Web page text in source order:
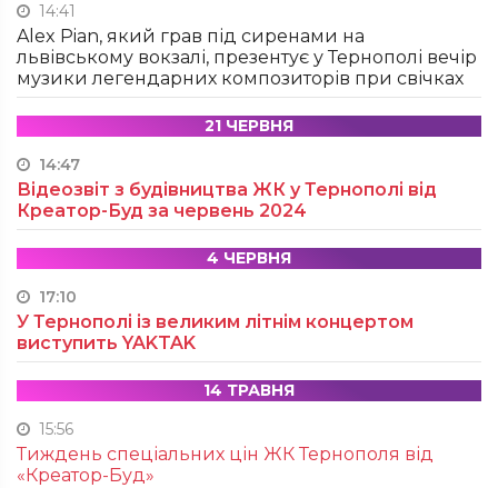
14:41
Alex Pian, який грав під сиренами на
львівському вокзалі, презентує у Тернополі вечір
музики легендарних композиторів при свічках
21 ЧЕРВНЯ
14:47
Відеозвіт з будівництва ЖК у Тернополі від
Креатор-Буд за червень 2024
4 ЧЕРВНЯ
17:10
У Тернополі із великим літнім концертом
виступить YAKTAK
14 ТРАВНЯ
15:56
Тиждень спеціальних цін ЖК Тернополя від
«Креатор-Буд»